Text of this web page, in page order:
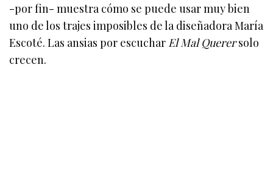
-por fin- muestra cómo se puede usar muy bien
uno de los trajes imposibles de la diseñadora María
Escoté. Las ansias por escuchar El Mal Querersolo
crecen.